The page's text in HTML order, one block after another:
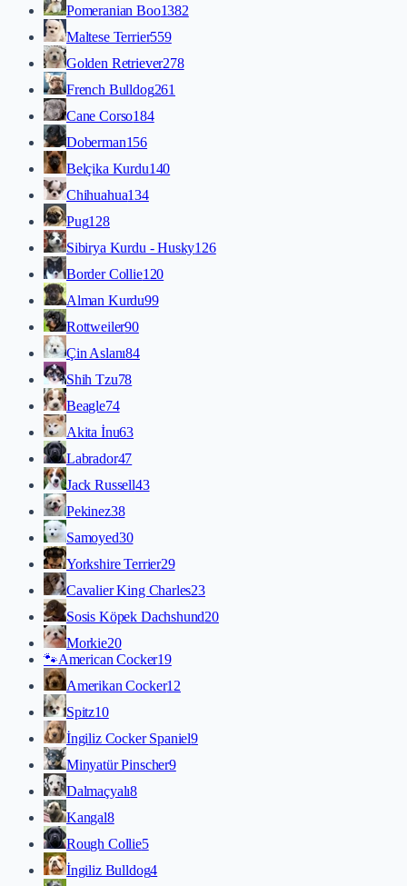
Pomeranian Boo1382
Maltese Terrier559
Golden Retriever278
French Bulldog261
Cane Corso184
Doberman156
Belçika Kurdu140
Chihuahua134
Pug128
Sibirya Kurdu - Husky126
Border Collie120
Alman Kurdu99
Rottweiler90
Çin Aslanı84
Shih Tzu78
Beagle74
Akita İnu63
Labrador47
Jack Russell43
Pekinez38
Samoyed30
Yorkshire Terrier29
Cavalier King Charles23
Sosis Köpek Dachshund20
Morkie20
🐾American Cocker19
Amerikan Cocker12
Spitz10
İngiliz Cocker Spaniel9
Minyatür Pinscher9
Dalmaçyalı8
Kangal8
Rough Collie5
İngiliz Bulldog4